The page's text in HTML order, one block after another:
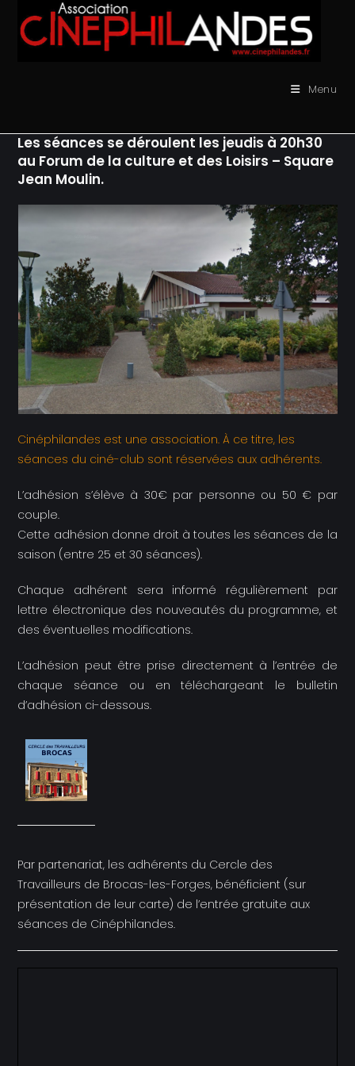
content
Menu
Les séances se déroulent les jeudis à 20h30
au Forum de la culture et des Loisirs – Square
Jean Moulin.
Cinéphilandes est une association. À ce titre, les
séances du ciné-club sont réservées aux adhérents.
L’adhésion s’élève à 30€ par personne ou 50 € par
couple.
Cette adhésion donne droit à toutes les séances de la
saison (entre 25 et 30 séances).
Chaque adhérent sera informé régulièrement par
lettre électronique des nouveautés du programme, et
des éventuelles modifications.
L’adhésion peut être prise directement à l’entrée de
chaque séance ou en téléchargeant le bulletin
d’adhésion ci-dessous.
Par partenariat, les adhérents du Cercle des
Travailleurs de Brocas-les-Forges, bénéficient (sur
présentation de leur carte) de l’entrée gratuite aux
séances de Cinéphilandes.